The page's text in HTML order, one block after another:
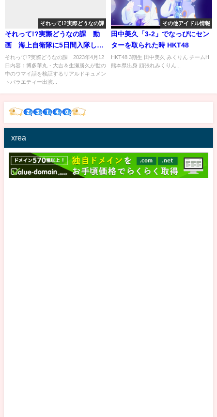
それって!?実際どうなの課
それって!?実際どうなの課 動
画 海上自衛隊に5日間入隊した
らどのくらい痩せる⁉ 4月12日
それって!?実際どうなの課 2023年4月12
日内容：博多華丸・大吉＆生瀬勝久が世の
中のウマイ話を検証するリアルドキュメン
トバラエティー出演...
その他アイドル情報
田中美久「3-2」でなっぴにセン
ターを取られた時 HKT48
HKT48 3期生 田中美久 みくりん チームH
熊本県出身 頑張れみくりん...
xrea